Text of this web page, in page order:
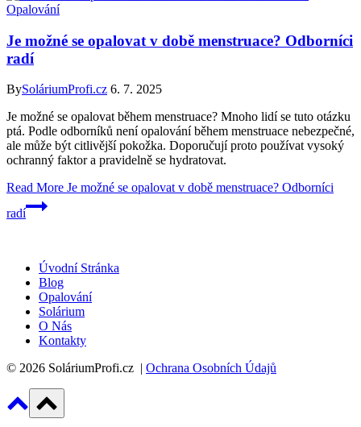
Opalování
Je možné se opalovat v době menstruace? Odborníci
radí
BySoláriumProfi.cz 6. 7. 2025
Je možné se opalovat během menstruace? Mnoho lidí se tuto otázku
ptá. Podle odborníků není opalování během menstruace nebezpečné,
ale může být citlivější pokožka. Doporučují proto používat vysoký
ochranný faktor a pravidelně se hydratovat.
Read More Je možné se opalovat v době menstruace? Odborníci
radí
Úvodní Stránka
Blog
Opalování
Solárium
O Nás
Kontakty
© 2026 SoláriumProfi.cz | Ochrana Osobních Údajů